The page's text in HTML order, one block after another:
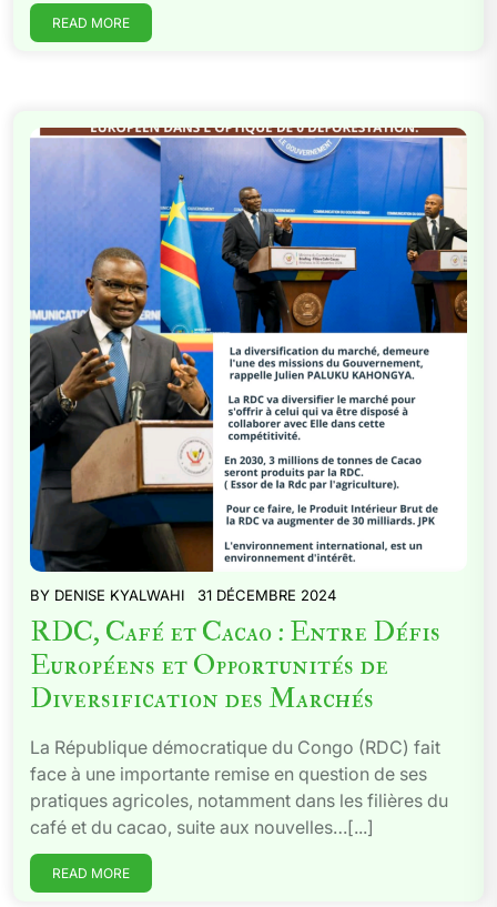
READ MORE
BY DENISE KYALWAHI 31 DÉCEMBRE 2024
RDC, Café et Cacao : Entre Défis
Européens et Opportunités de
Diversification des Marchés
La République démocratique du Congo (RDC) fait
face à une importante remise en question de ses
pratiques agricoles, notamment dans les filières du
café et du cacao, suite aux nouvelles…[...]
READ MORE